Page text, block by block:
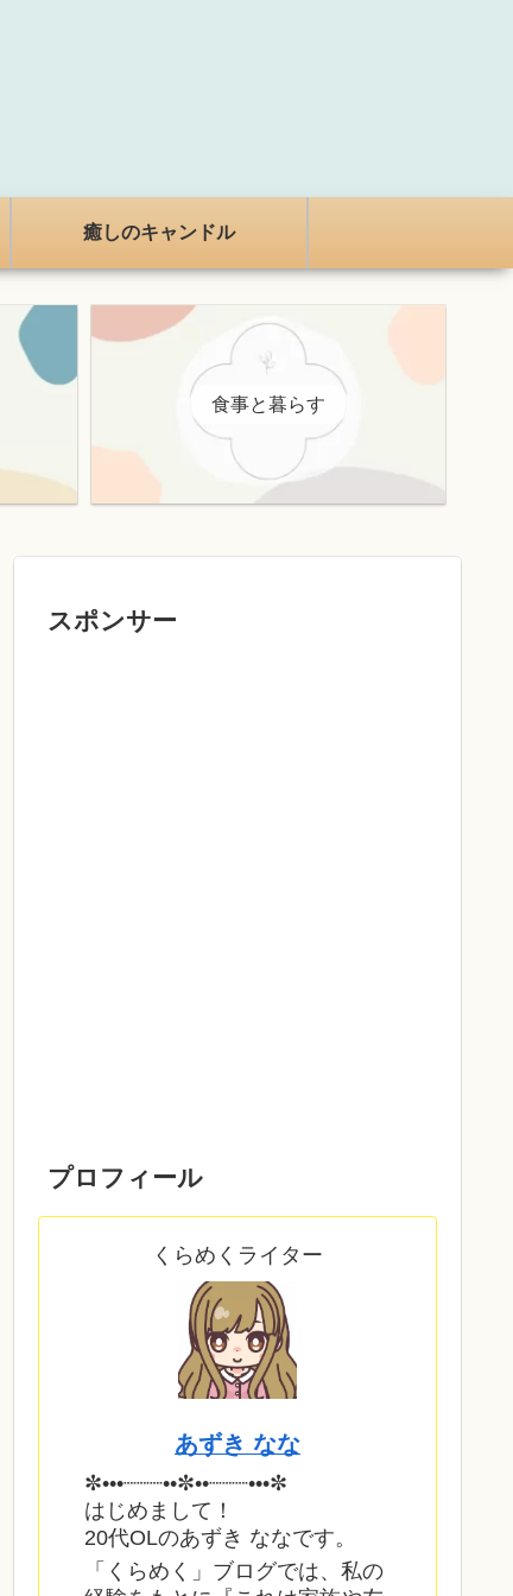
癒しのキャンドル
食事と暮らす
スポンサー
プロフィール
くらめくライター
あずき なな
✼•••┈┈┈••✼••┈┈┈•••✼
はじめまして！
20代OLのあずき ななです。
「くらめく」ブログでは、私の